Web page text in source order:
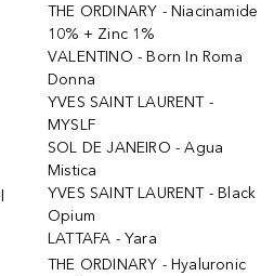
THE ORDINARY - Niacinamide
10% + Zinc 1%
VALENTINO - Born In Roma
Donna
YVES SAINT LAURENT -
MYSLF
SOL DE JANEIRO - Agua
Mistica
YVES SAINT LAURENT - Black
Opium
LATTAFA - Yara
THE ORDINARY - Hyaluronic